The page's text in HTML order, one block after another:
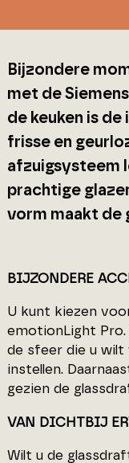
Bijzondere
met de
de keuken is
frisse en
afzuigsysteem
prachtige
vorm maakt de
BIJZONDERE
U kunt kiezen
emotionLight
de sfeer die u wilt
instellen.
gezien de
VAN DICHTBIJ
Wilt u de